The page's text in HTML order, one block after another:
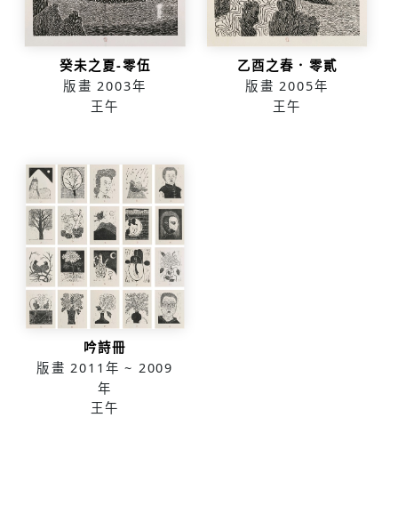
癸未之夏-零伍
版畫 2003年
王午
乙酉之春．零貳
版畫 2005年
王午
吟詩冊
版畫 2011年 ~ 2009
年
王午